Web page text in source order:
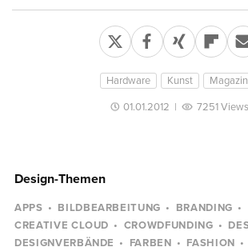
Hardware Kunst Magazin
01.01.2012 | 7251 Views
Design-Themen
APPS BILDBEARBEITUNG
BRANDING
CREATIVE CLOUD
CROWDFUNDING
DESIGNVERBÄNDE
FARBEN FASHION